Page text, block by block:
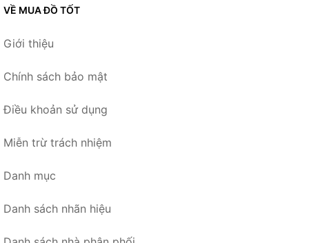
VỀ MUA ĐỒ TỐT
Giới thiệu
Chính sách bảo mật
Điều khoản sử dụng
Miễn trừ trách nhiệm
Danh mục
Danh sách nhãn hiệu